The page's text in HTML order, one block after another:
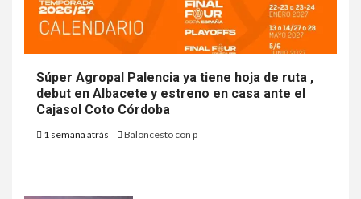
Súper Agropal Palencia ya tiene hoja de ruta ,
debut en Albacete y estreno en casa ante el
Cajasol Coto Córdoba
1 semana atrás Baloncesto con p